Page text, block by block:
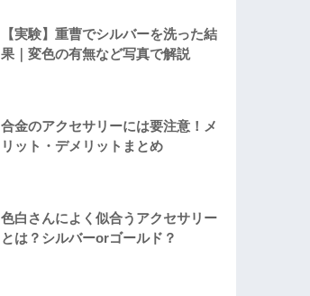
【実験】重曹でシルバーを洗った結
果｜変色の有無など写真で解説
合金のアクセサリーには要注意！メ
リット・デメリットまとめ
色白さんによく似合うアクセサリー
とは？シルバーorゴールド？